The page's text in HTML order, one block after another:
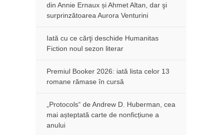
din Annie Ernaux și Ahmet Altan, dar şi
surprinzătoarea Aurora Venturini
Iată cu ce cărţi deschide Humanitas
Fiction noul sezon literar
Premiul Booker 2026: iată lista celor 13
romane rămase în cursă
„Protocols“ de Andrew D. Huberman, cea
mai așteptată carte de nonficțiune a
anului